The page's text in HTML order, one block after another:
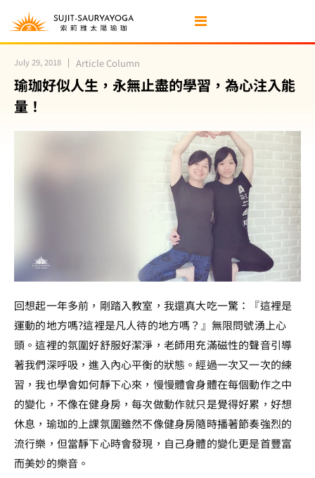
July 29, 2018 Article Column
瑜珈好似人生，永無止盡的學習，為心注入能
量！
回想起一年多前，剛踏入教室，我還真大吃一驚：『這裡是
運動的地方嗎?這裡是凡人待的地方嗎？』無限問號湧上心
頭。這裡的氛圍好舒服好潔淨，老師用充滿磁性的聲音引導
著我們深呼吸，進入內心平衡的狀態。經過一次又一次的練
習，我也學會如何靜下心來，慢慢體會身體在每個動作之中
的變化，不像在健身房，每次做動作就只是覺得好累，好想
休息，瑜珈的上課氛圍雖然不像健身房隨時播著節奏強烈的
流行樂，但當靜下心時會發現，自己身體的變化更是首豐富
而美妙的樂音。